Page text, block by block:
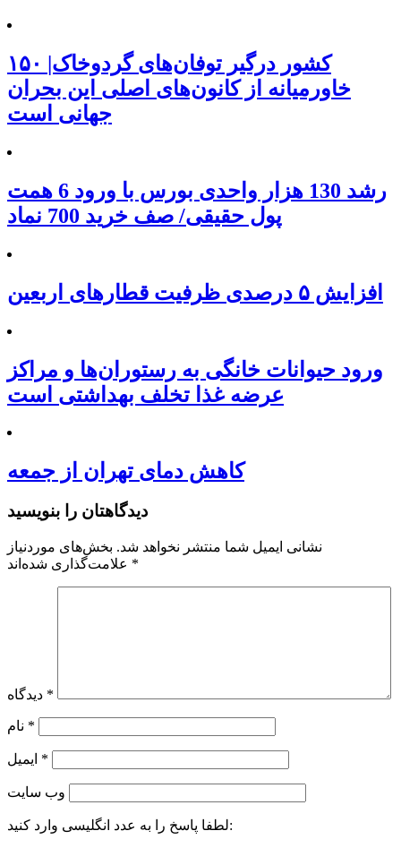
۱۵۰ کشور درگیر توفان‌های گردوخاک|
خاورمیانه از کانون‌های اصلی این بحران
جهانی است
رشد 130 هزار واحدی بورس با ورود 6 همت
پول حقیقی/ صف خرید 700 نماد
افزایش ۵ درصدی ظرفیت قطارهای اربعین
ورود حیوانات خانگی به رستوران‌ها و مراکز
عرضه غذا تخلف بهداشتی است
کاهش دمای تهران از جمعه
دیدگاهتان را بنویسید
نشانی ایمیل شما منتشر نخواهد شد. بخش‌های موردنیاز
*
*
*
*
وب‌ سایت
لطفا پاسخ را به عدد انگلیسی وارد کنید: